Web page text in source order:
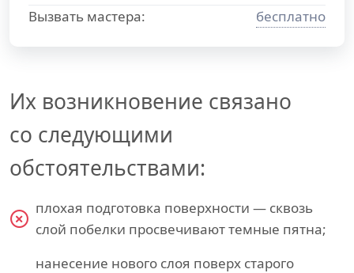
Вызвать мастера:
бесплатно
Их возникновение связано
со следующими
обстоятельствами:
плохая подготовка поверхности — сквозь
слой побелки просвечивают темные пятна;
нанесение нового слоя поверх старого